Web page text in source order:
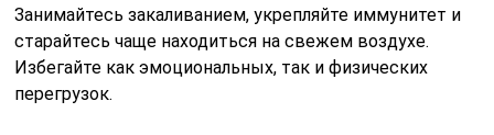
Занимайтесь закаливанием, укрепляйте иммунитет и
старайтесь чаще находиться на свежем воздухе.
Избегайте как эмоциональных, так и физических
перегрузок.